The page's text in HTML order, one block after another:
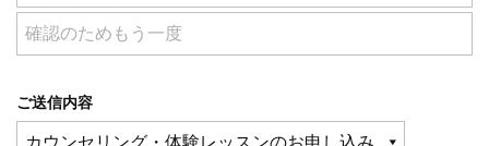
ご送信内容